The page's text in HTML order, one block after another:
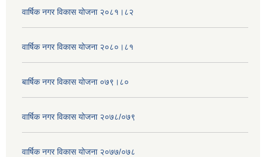
वार्षिक नगर विकास योजना २०८१।८२
वार्षिक नगर विकास योजना २०८०।८१
बार्षिक नगर विकास योजना ०७९।८०
वार्षिक नगर विकास योजना २०७८/०७९
वार्षिक नगर विकास योजना २०७७/०७८